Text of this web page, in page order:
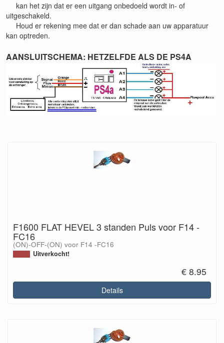
kan het zijn dat er een uitgang onbedoeld wordt in- of
uitgeschakeld.
Houd er rekening mee dat er dan schade aan uw apparatuur
kan optreden.
AANSLUITSCHEMA: HETZELFDE ALS DE PS4A
F1600 FLAT HEVEL 3 standen Puls voor F14 -
FC16
(ON)-OFF-(ON) voor F14 -FC16
Uitverkocht!
€ 8.95
Details